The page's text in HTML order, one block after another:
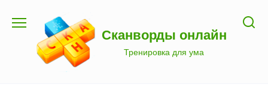
содержанию
Сканворды онлайн
Тренировка для ума